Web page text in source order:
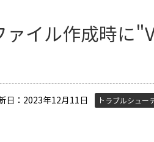
ァイル作成時に
日：2023年12月11日 トラブルシュー